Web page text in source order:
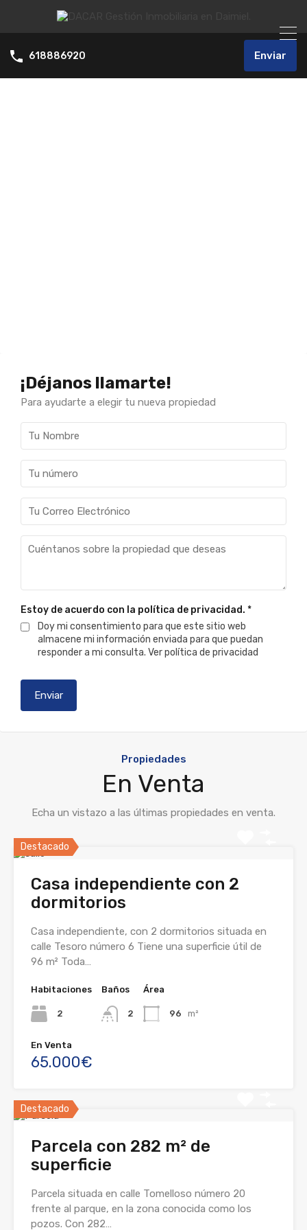
618886920 Enviar
¡Déjanos llamarte!
Para ayudarte a elegir tu nueva propiedad
Estoy de acuerdo con la política de privacidad. *
Doy mi consentimiento para que este sitio web
almacene mi información enviada para que puedan
responder a mi consulta. Ver política de privacidad
Propiedades
En Venta
Echa un vistazo a las últimas propiedades en venta.
Destacado
Casa independiente con 2
dormitorios
Casa independiente, con 2 dormitorios situada en
calle Tesoro número 6 Tiene una superficie útil de
96 m² Toda…
Habitaciones
2
Baños
2
Área
96 m²
En Venta
65.000€
Destacado
Parcela con 282 m² de
superficie
Parcela situada en calle Tomelloso número 20
frente al parque, en la zona conocida como los
pozos. Con 282…